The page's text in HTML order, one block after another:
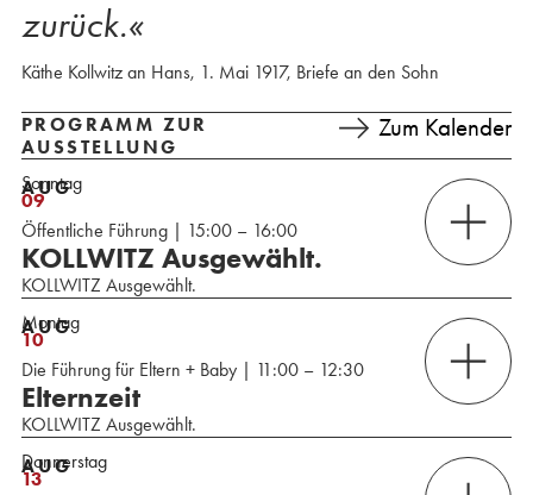
zurück.«
Käthe Kollwitz an Hans, 1. Mai 1917, Briefe an den Sohn
Zum Kalender
PROGRAMM ZUR
AUSSTELLUNG
Sonntag
09
AUG
Öffentliche Führung | 15:00 – 16:00
KOLLWITZ Ausgewählt.
KOLLWITZ Ausgewählt.
Montag
10
AUG
Die Führung für Eltern + Baby | 11:00 – 12:30
Elternzeit
KOLLWITZ Ausgewählt.
Donnerstag
13
AUG